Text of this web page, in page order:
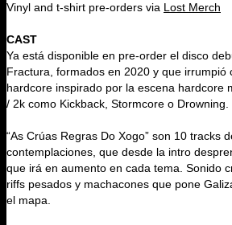
Vinyl and t-shirt pre-orders via Lost Merch
CAST
Ya está disponible en pre-order el disco
Fractura, formados en 2020 y que irrumpió
hardcore inspirado por la escena hardcore
/ 2k como Kickback, Stormcore o Drowning.
“As Crúas Regras Do Xogo” son 10 tracks
contemplaciones, que desde la intro
que irá en aumento en cada tema. Sonido
riffs pesados y machacones que pone
el mapa.